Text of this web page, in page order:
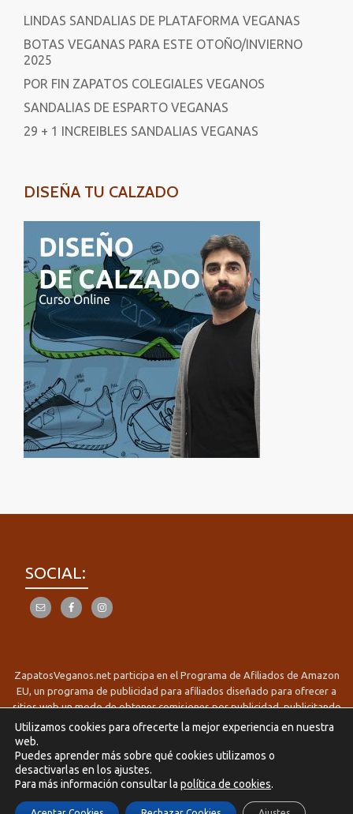
LINDAS SANDALIAS DE PLATAFORMA VEGANAS
BOTAS VEGANAS PARA ESTE OTOÑO/INVIERNO
2025
POR FIN ZAPATOS COLEGIALES VEGANOS
SANDALIAS DE ESPARTO VEGANAS
29 + 1 INCREIBLES SANDALIAS VEGANAS
DISEÑA TU CALZADO
SOCIAL:
ZapatosVeganos.net participa en el Programa de Afiliados de Amazon
EU, un programa de publicidad para afiliados diseñado para ofrecer a
sitios web un modo de obtener comisiones por publicidad, publicitando
e incluyendo enlaces a Amazon.es/es.buyvip.com Derechos reservados
Menú
secundario
Política de Privacidad Política de Cookies Avisos Legales
Utilizamos cookies para ofrecerte la mejor experiencia en nuestra
web.
Puedes aprender más sobre qué cookies utilizamos o
desactivarlas en los ajustes.
Para más información consultar la política de cookies.